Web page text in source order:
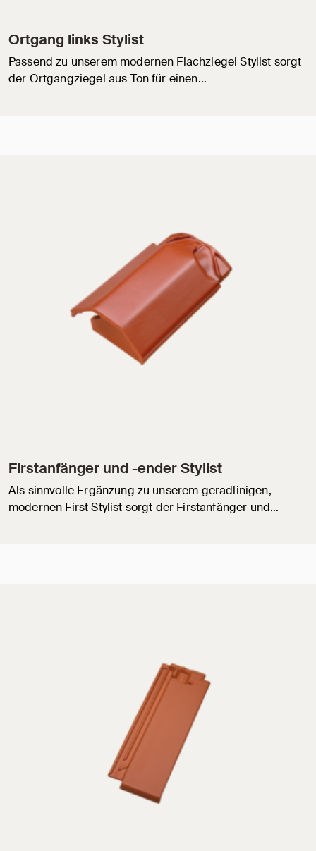
Ortgang links Stylist
Passend zu unserem modernen Flachziegel Stylist sorgt
der Ortgangziegel aus Ton für einen…
Firstanfänger und -ender Stylist
Als sinnvolle Ergänzung zu unserem geradlinigen,
modernen First Stylist sorgt der Firstanfänger und…